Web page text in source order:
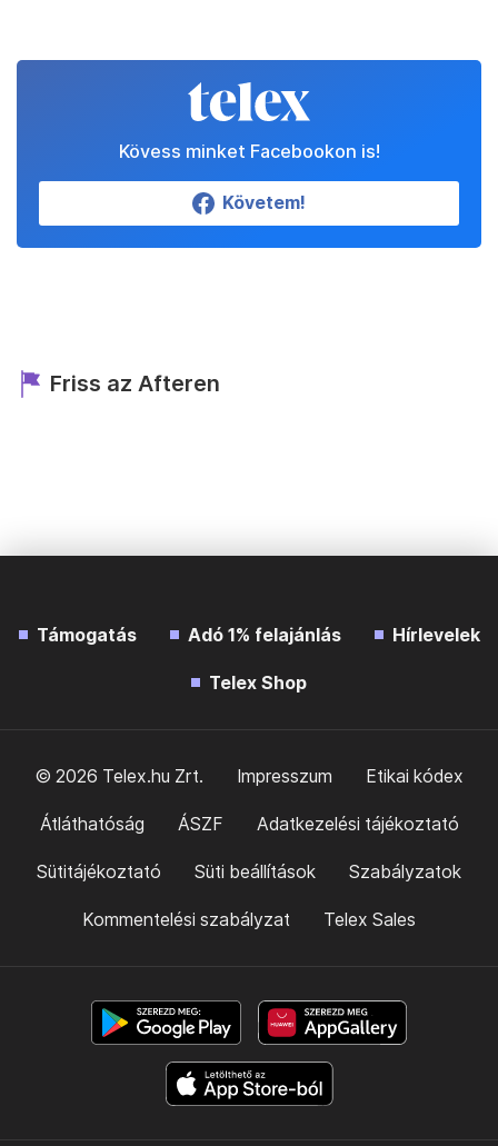
Kövess minket Facebookon is!
Követem!
Friss az Afteren
Támogatás Adó 1% felajánlás Hírlevelek
Telex Shop
© 2026 Telex.hu Zrt. Impresszum Etikai kódex
Átláthatóság ÁSZF Adatkezelési tájékoztató
Sütitájékoztató Süti beállítások Szabályzatok
Kommentelési szabályzat Telex Sales